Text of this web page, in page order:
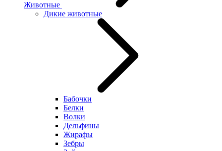
Животные
Дикие животные
Бабочки
Белки
Волки
Дельфины
Жирафы
Зебры